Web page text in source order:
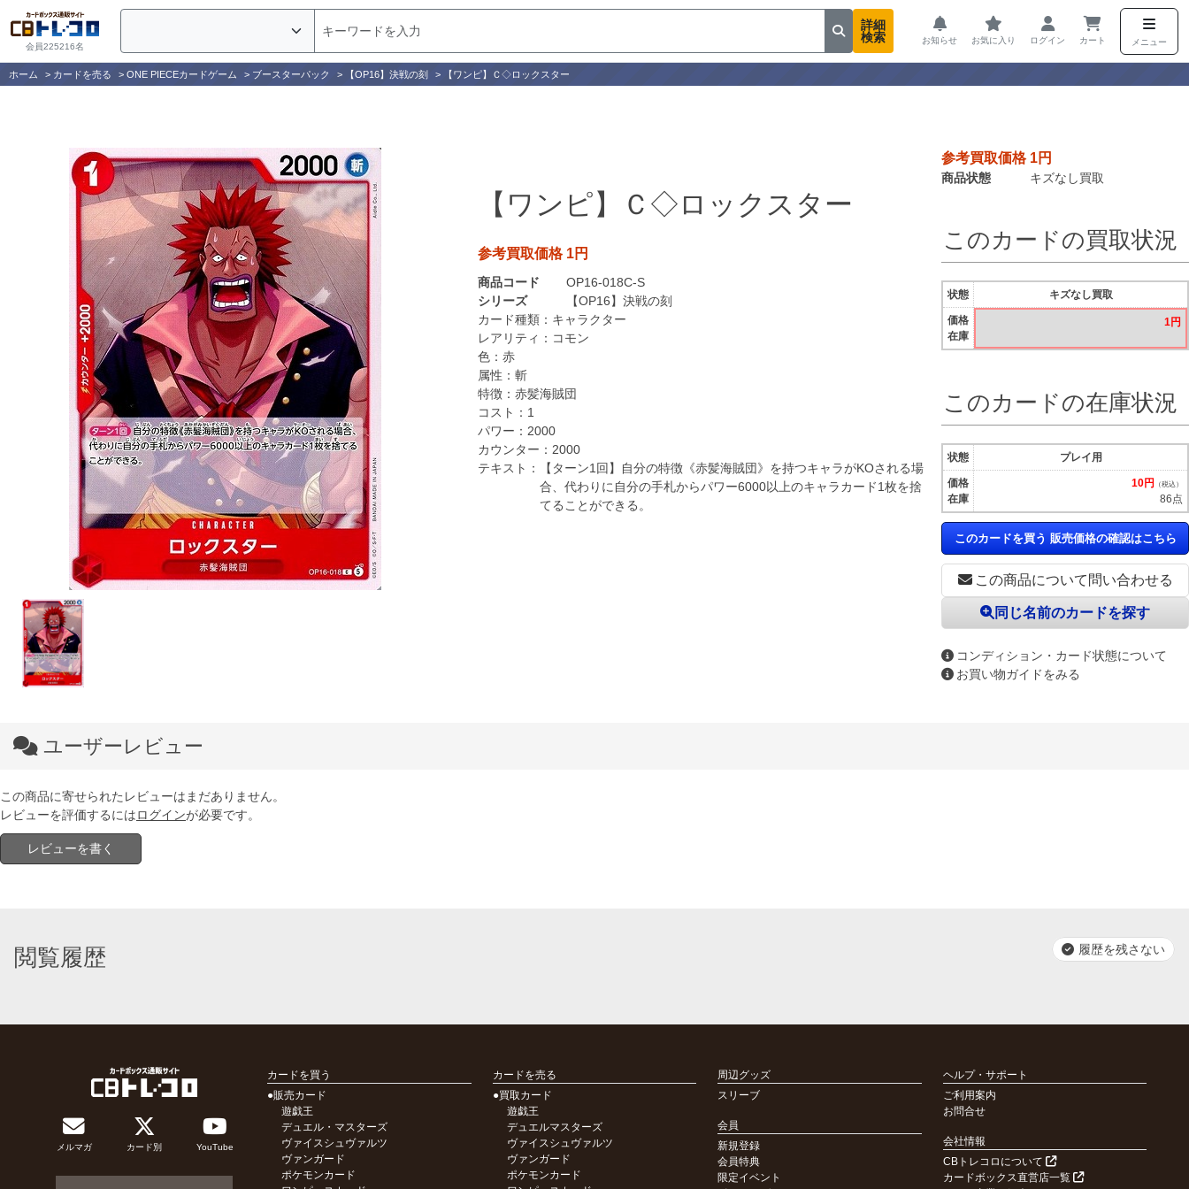
会員225216名
詳細
検索
お知らせ お気に入り ログイン カート メニュー
ホーム > カードを売る > ONE PIECEカードゲーム > ブースターパック > 【OP16】決戦の刻 > 【ワンピ】Ｃ◇ロックスター
【ワンピ】Ｃ◇ロックスター
参考買取価格 1円
商品コード
OP16-018C-S
シリーズ
【OP16】決戦の刻
カード種類： キャラクター
レアリティ： コモン
色： 赤
属性： 斬
特徴： 赤髪海賊団
コスト： 1
パワー： 2000
カウンター： 2000
テキスト：
【ターン1回】自分の特徴《赤髪海賊団》を持つキャラがKOされる場
合、代わりに自分の手札からパワー6000以上のキャラカード1枚を捨
てることができる。
参考買取価格 1円
商品状態 キズなし買取
この商品について問い合わせる
同じ名前のカードを探す
コンディション・カード状態について
お買い物ガイドをみる
このカードの買取状況
状態
価格
在庫
キズなし買取
1円
このカードの在庫状況
状態
価格
在庫
プレイ用
10円 （税込）
86点
このカードを買う 販売価格の確認はこちら
ユーザーレビュー
この商品に寄せられたレビューはまだありません。
レビューを評価するにはログインが必要です。
レビューを書く
閲覧履歴 履歴を残さない
メルマガ カード別 YouTube
カードを買う
●販売カード
遊戯王
デュエル・マスターズ
ヴァイスシュヴァルツ
ヴァンガード
ポケモンカード
カードを売る
●買取カード
遊戯王
デュエルマスターズ
ヴァイスシュヴァルツ
ヴァンガード
ポケモンカード
周辺グッズ
スリーブ
会員
新規登録
会員特典
限定イベント
ヘルプ・サポート
ご利用案内
お問合せ
会社情報
CBトレコロについて
カードボックス直営店一覧